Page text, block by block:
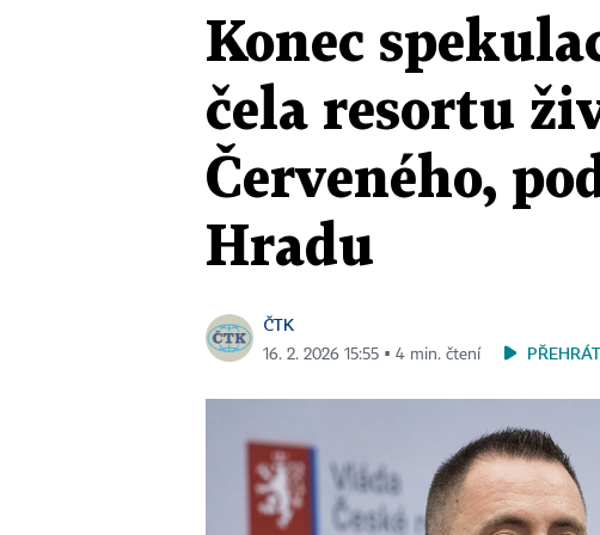
Konec
čela resortu
Červeného,
Hradu
ČTK
16. 2. 2026 15:55 ▪ 4 min. čtení